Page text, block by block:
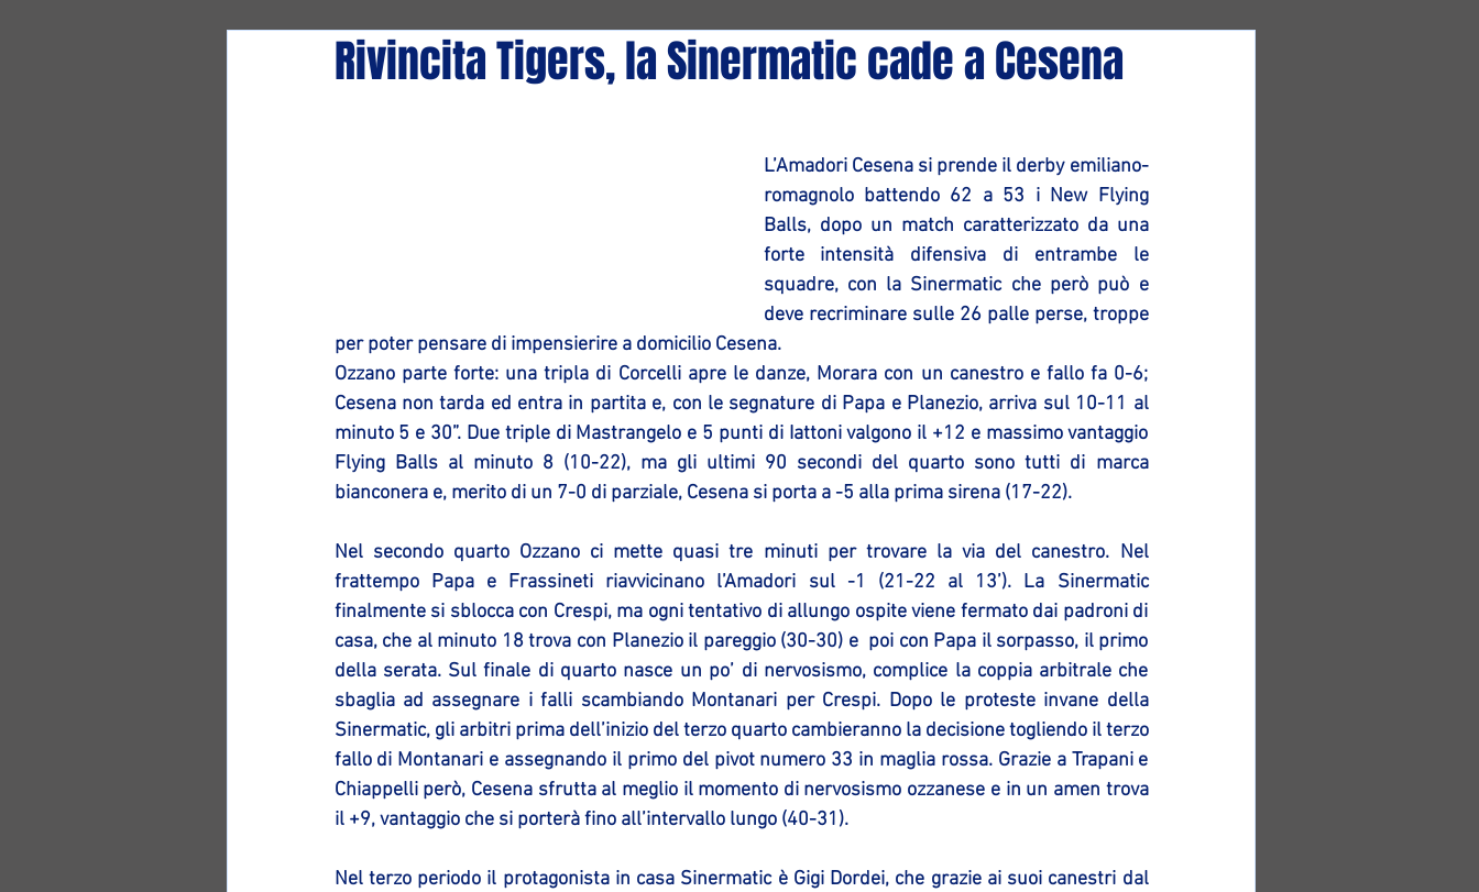
Rivincita Tigers, la Sinermatic cade a Cesena
L’Amadori Cesena si prende il derby emiliano-
romagnolo battendo 62 a 53 i New Flying
Balls, dopo un match caratterizzato da una
forte intensità difensiva di entrambe le
squadre, con la Sinermatic che però può e
deve recriminare sulle 26 palle perse, troppe
per poter pensare di impensierire a domicilio Cesena.
Ozzano parte forte: una tripla di Corcelli apre le danze, Morara con un canestro e fallo fa 0-6;
Cesena non tarda ed entra in partita e, con le segnature di Papa e Planezio, arriva sul 10-11 al
minuto 5 e 30”. Due triple di Mastrangelo e 5 punti di Iattoni valgono il +12 e massimo vantaggio
Flying Balls al minuto 8 (10-22), ma gli ultimi 90 secondi del quarto sono tutti di marca
bianconera e, merito di un 7-0 di parziale, Cesena si porta a -5 alla prima sirena (17-22).
Nel secondo quarto Ozzano ci mette quasi tre minuti per trovare la via del canestro. Nel
frattempo Papa e Frassineti riavvicinano l’Amadori sul -1 (21-22 al 13’). La Sinermatic
finalmente si sblocca con Crespi, ma ogni tentativo di allungo ospite viene fermato dai padroni di
casa, che al minuto 18 trova con Planezio il pareggio (30-30) e  poi con Papa il sorpasso, il primo
della serata. Sul finale di quarto nasce un po’ di nervosismo, complice la coppia arbitrale che
sbaglia ad assegnare i falli scambiando Montanari per Crespi. Dopo le proteste invane della
Sinermatic, gli arbitri prima dell’inizio del terzo quarto cambieranno la decisione togliendo il terzo
fallo di Montanari e assegnando il primo del pivot numero 33 in maglia rossa. Grazie a Trapani e
Chiappelli però, Cesena sfrutta al meglio il momento di nervosismo ozzanese e in un amen trova
il +9, vantaggio che si porterà fino all’intervallo lungo (40-31).
Nel terzo periodo il protagonista in casa Sinermatic è Gigi Dordei, che grazie ai suoi canestri dal